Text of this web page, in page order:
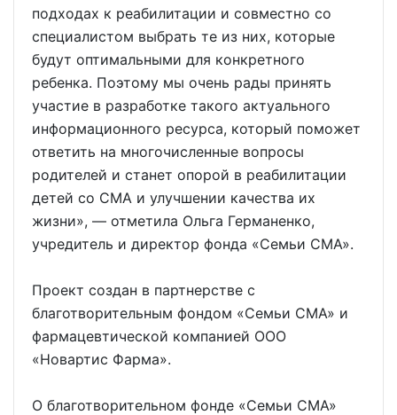
подходах к реабилитации и совместно со
специалистом выбрать те из них, которые
будут оптимальными для конкретного
ребенка. Поэтому мы очень рады принять
участие в разработке такого актуального
информационного ресурса, который поможет
ответить на многочисленные вопросы
родителей и станет опорой в реабилитации
детей со СМА и улучшении качества их
жизни», — отметила Ольга Германенко,
учредитель и директор фонда «Семьи СМА».
Проект создан в партнерстве с
благотворительным фондом «Семьи СМА» и
фармацевтической компанией ООО
«Новартис Фарма».
О благотворительном фонде «Семьи СМА»